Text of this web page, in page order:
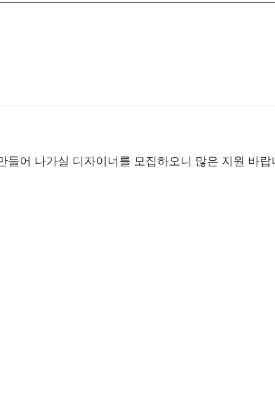
어 나가실 디자이너를 모집하오니 많은 지원 바랍